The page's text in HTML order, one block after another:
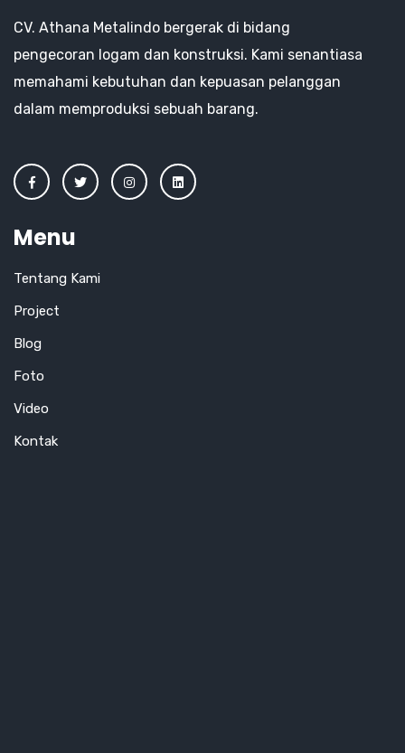
CV. Athana Metalindo bergerak di bidang
pengecoran logam dan konstruksi. Kami senantiasa
memahami kebutuhan dan kepuasan pelanggan
dalam memproduksi sebuah barang.
Menu
Tentang Kami
Project
Blog
Foto
Video
Kontak